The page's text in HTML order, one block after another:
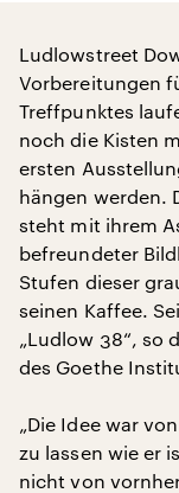
Ludlowstreet
Vorbereitungen
Treffpunktes
noch die Kisten
ersten
hängen werden.
steht mit ihrem
befreundeter
Stufen dieser
seinen Kaffee.
„Ludlow 38“, so
des Goethe
„Die Idee war
zu lassen wie er
nicht von